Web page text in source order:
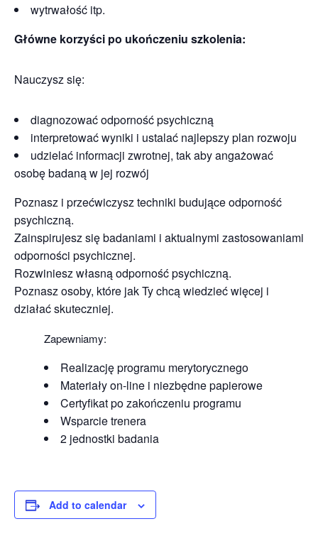
wytrwałość itp.
Główne korzyści po ukończeniu szkolenia:
Nauczysz się:
diagnozować odporność psychiczną
interpretować wyniki i ustalać najlepszy plan rozwoju
udzielać informacji zwrotnej, tak aby angażować
osobę badaną w jej rozwój
Poznasz i przećwiczysz techniki budujące odporność
psychiczną.
Zainspirujesz się badaniami i aktualnymi zastosowaniami
odporności psychicznej.
Rozwiniesz własną odporność psychiczną.
Poznasz osoby, które jak Ty chcą wiedzieć więcej i
działać skuteczniej.
Zapewniamy:
Realizację programu merytorycznego
Materiały on-line i niezbędne papierowe
Certyfikat po zakończeniu programu
Wsparcie trenera
2 jednostki badania
Add to calendar